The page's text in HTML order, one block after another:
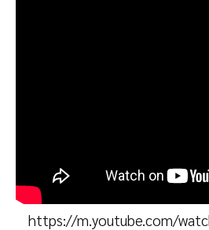
https://m.youtube.com/